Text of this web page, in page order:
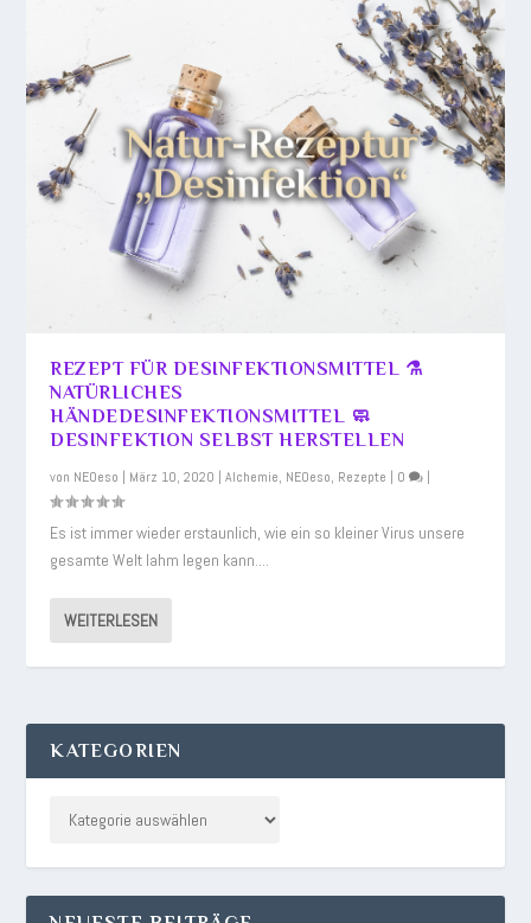
REZEPT FÜR DESINFEKTIONSMITTEL ⚗️
NATÜRLICHES
HÄNDEDESINFEKTIONSMITTEL 🧼
DESINFEKTION SELBST HERSTELLEN
von NEOeso | März 10, 2020 |Alchemie, NEOeso, Rezepte | 0 |
Es ist immer wieder erstaunlich, wie ein so kleiner Virus unsere
gesamte Welt lahm legen kann....
WEITERLESEN
KATEGORIEN